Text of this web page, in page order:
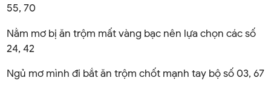
55, 70
Nằm mơ bị ăn trộm mất vàng bạc nên lựa chọn các số
24, 42
Ngủ mơ mình đi bắt ăn trộm chốt mạnh tay bộ số 03, 67